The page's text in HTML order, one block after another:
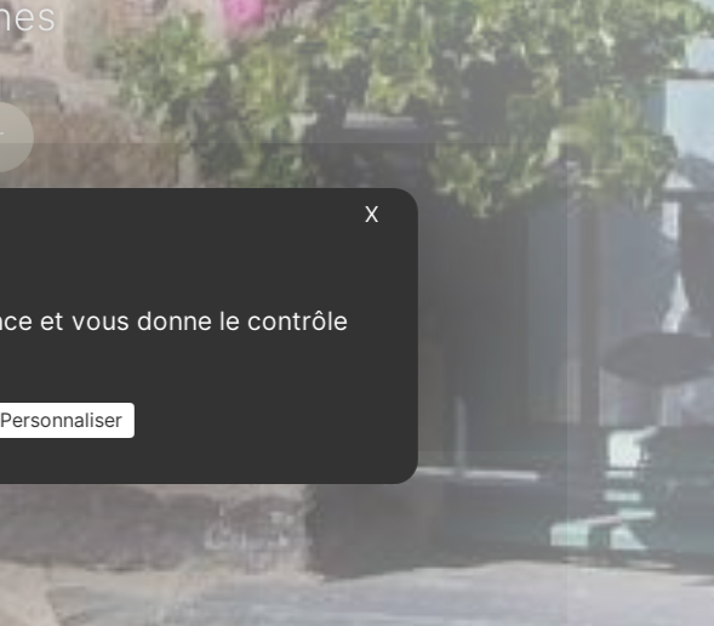
et vous donne le contrôle
Personnaliser
X Masquer le bandeau des cookies